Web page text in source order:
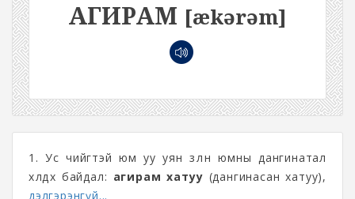
АГИРАМ [ækərəm]
1. Ус чийгтэй юм уу уян зөөлөн юмны дангинатал
хөлдөх байдал: агирам хатуу (дангинасан хатуу),
дэлгэрэнгүй...